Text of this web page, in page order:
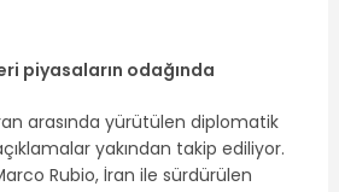
piyasaların odağında
arasında yürütülen diplomatik
yakından takip ediliyor.
Rubio, İran ile sürdürülen